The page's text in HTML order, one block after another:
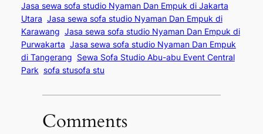
Jasa sewa sofa studio Nyaman Dan Empuk di Jakarta
Utara Jasa sewa sofa studio Nyaman Dan Empuk di
Karawang Jasa sewa sofa studio Nyaman Dan Empuk di
Purwakarta Jasa sewa sofa studio Nyaman Dan Empuk
di Tangerang Sewa Sofa Studio Abu-abu Event Central
Park sofa stusofa stu
Comments